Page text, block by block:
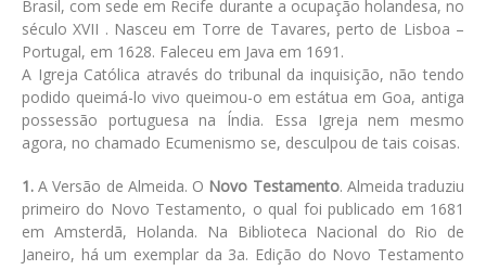
Brasil, com sede em Recife durante a ocupação holandesa, no
século XVII . Nasceu em Torre de Tavares, perto de Lisboa –
Portugal, em 1628. Faleceu em Java em 1691.
A Igreja Católica através do tribunal da inquisição, não tendo
podido queimá-lo vivo queimou-o em estátua em Goa, antiga
possessão portuguesa na Índia. Essa Igreja nem mesmo
agora, no chamado Ecumenismo se, desculpou de tais coisas.
1. A Versão de Almeida. O Novo Testamento. Almeida traduziu
primeiro do Novo Testamento, o qual foi publicado em 1681
em Amsterdã, Holanda. Na Biblioteca Nacional do Rio de
Janeiro, há um exemplar da 3a. Edição do Novo Testamento